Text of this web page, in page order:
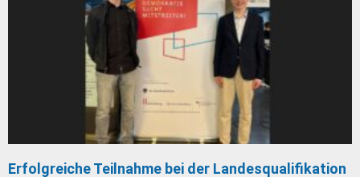
Erfolgreiche Teilnahme bei der Landesqualifikation